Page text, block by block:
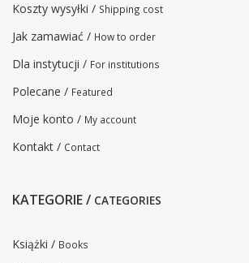
Koszty wysyłki / Shipping cost
Jak zamawiać / How to order
Dla instytucji / For institutions
Polecane / Featured
Moje konto / My account
Kontakt / Contact
KATEGORIE / CATEGORIES
Książki / Books